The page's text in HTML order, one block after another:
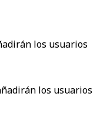
los usuarios
los usuarios